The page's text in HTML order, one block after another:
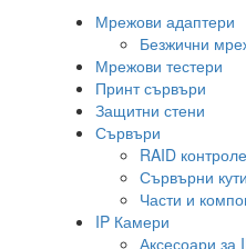
Мрежови адаптери
Безжични
Мрежови тестери
Принт сървъри
Защитни стени
Сървъри
RAID
Сървърни
Части и
IP Камери
Аксесоари за